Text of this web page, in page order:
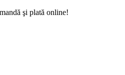
şi plată online!